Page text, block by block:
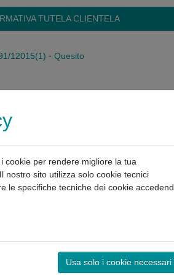
TUTELA CLIENTELA
12015(1) - Quesito
cookie per rendere migliore la tua
nostro sito utilizza solo cookie tecnici
le specifiche tecniche dei cookie
Usa solo i cookie necessari